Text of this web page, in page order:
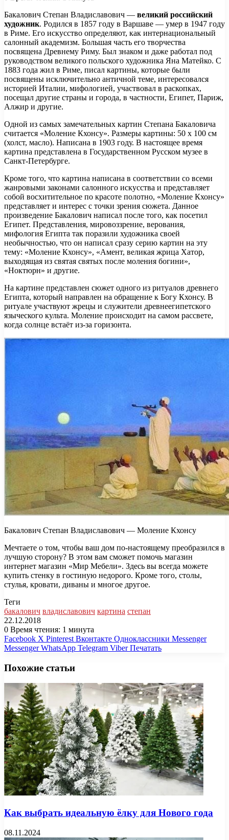
Бакалович Степан Владиславович — великий российский
художник. Родился в 1857 году в Варшаве — умер в 1947 году
в Риме. Его искусство определяют, как интернациональный
салонный академизм. Большая часть его творчества
посвящена Древнему Риму. Был знаком и даже работал под
руководством великого польского художника Яна Матейко. С
1883 года жил в Риме, писал картины, которые были
посвящены исключительно античной теме, интересовался
историей Италии, мифологией, участвовал в раскопках,
посещал другие страны и города, в частности, Египет, Париж,
Алжир и другие.
Одной из самых замечательных картин Степана Бакаловича
считается «Моление Кхонсу». Размеры картины: 50 x 100 см
(холст, масло). Написана в 1903 году. В настоящее время
картина представлена в Государственном Русском музее в
Санкт-Петербурге.
Кроме того, что картина написана в соответствии со всеми
жанровыми законами салонного искусства и представляет
собой восхитительное по красоте полотно, «Моление Кхонсу»
представляет и интерес с точки зрения сюжета. Данное
произведение Бакалович написал после того, как посетил
Египет. Представления, мировоззрение, верования,
мифология Египта так поразили художника своей
необычностью, что он написал сразу серию картин на эту
тему: «Моление Кхонсу», «Амент, великая жрица Хатор,
выходящая из святая святых после моления богини»,
«Ноктюрн» и другие.
На картине представлен сюжет одного из ритуалов древнего
Египта, который направлен на обращение к Богу Кхонсу. В
ритуале участвуют жрецы и служители древнеегипетского
языческого культа. Моление происходит на самом рассвете,
когда солнце встаёт из-за горизонта.
Бакалович Степан Владиславович — Моление Кхонсу
Мечтаете о том, чтобы ваш дом по-настоящему преобразился в
лучшую сторону? В этом вам сможет помочь магазин
интернет магазин «Мир Мебели». Здесь вы всегда можете
купить стенку в гостиную недорого. Кроме того, столы,
стулья, кровати, диваны и многое другое.
Теги
бакалович владиславович картина степан
22.12.2018
0 Время чтения: 1 минута
Facebook X Pinterest Вконтакте Одноклассники Messenger
Messenger WhatsApp Telegram Viber Печатать
Похожие статьи
Как выбрать идеальную ёлку для Нового года
08.11.2024